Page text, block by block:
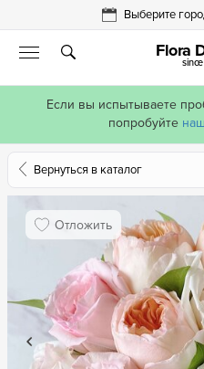
Если вы испытываете
попробуйте
Выберите
Flora
Вернуться в каталог
Отложить